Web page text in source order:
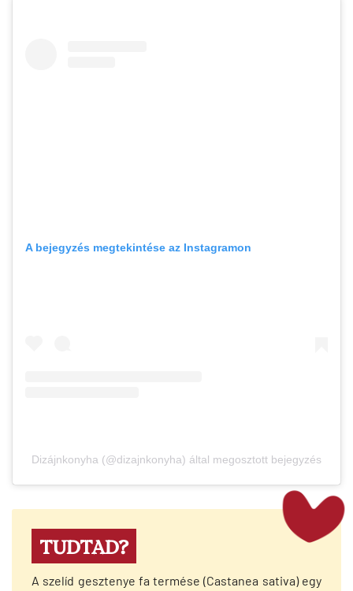
A bejegyzés megtekintése az Instagramon
Dizájnkonyha (@dizajnkonyha) által megosztott bejegyzés
TUDTAD?
A szelíd gesztenye fa termése (Castanea sativa) egy